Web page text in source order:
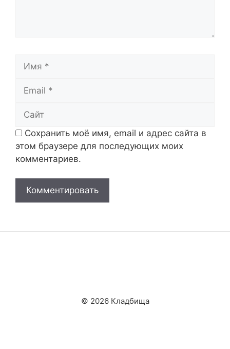
Сохранить моё имя, email и адрес сайта в
этом браузере для последующих моих
комментариев.
© 2026 Кладбища